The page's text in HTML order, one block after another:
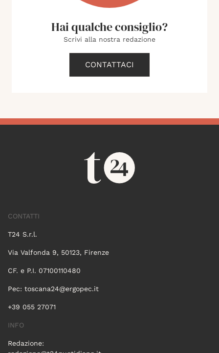
Hai qualche consiglio?
Scrivi alla nostra redazione
CONTATTACI
CONTATTI
T24 S.r.l.
Via Valfonda 9, 50123, Firenze
CF. e P.I. 07100110480
Pec: toscana24@ergopec.it
+39 055 27071
INFO
Redazione: